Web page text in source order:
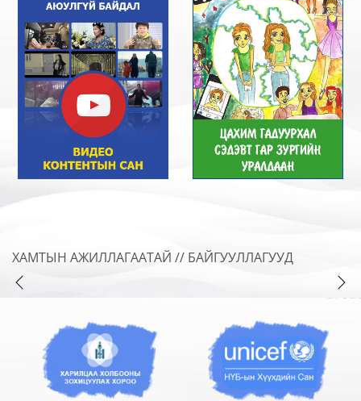
Эх сур:ХХЗХ
Хүүхдэд зориулан гарын авлага
2023-12-15
Эх сур:ХХЗХ
Эцэг эх, багш сурган хүмүүжүүлэгчдэд
зориулсан удирдамж
2023-12-15
Эх сур:ХХЗХ
ХАМТЫН АЖИЛЛАГААТАЙ // БАЙГУУЛЛАГУУД